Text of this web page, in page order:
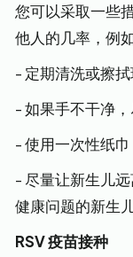
您可以采取一些
他人的几率，例
- 定期清洗或擦
- 如果手不干净
- 使用一次性纸
- 尽量让新生儿
健康问题的新生
RSV 疫苗接种